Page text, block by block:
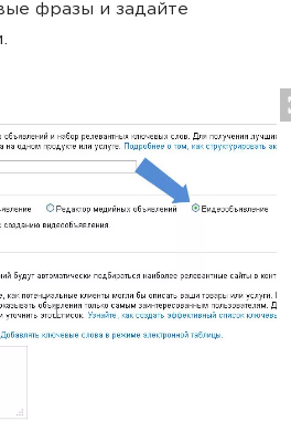
фразы и задайте